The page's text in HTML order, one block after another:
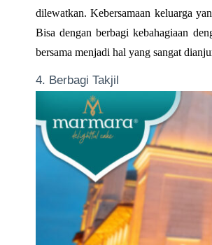
dilewatkan. Kebersamaan keluarga
Bisa dengan berbagi kebahagiaan
bersama menjadi hal yang sangat
4. Berbagi Takjil